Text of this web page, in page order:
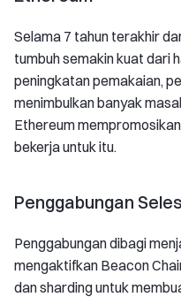
Selama 7 tahun terakhir
tumbuh semakin kuat dari
peningkatan pemakaian,
menimbulkan banyak
Ethereum
bekerja untuk itu.
Penggabungan
Penggabungan dibagi
mengaktifkan Beacon
dan sharding untuk